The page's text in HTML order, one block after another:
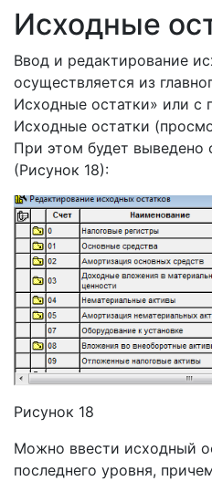
Исходные
Ввод и редактирование
осуществляется из
Исходные остатки» или с
Исходные остатки
При этом будет выведено
(Рисунок 18):
Рисунок 18
Можно ввести исходный
последнего уровня,